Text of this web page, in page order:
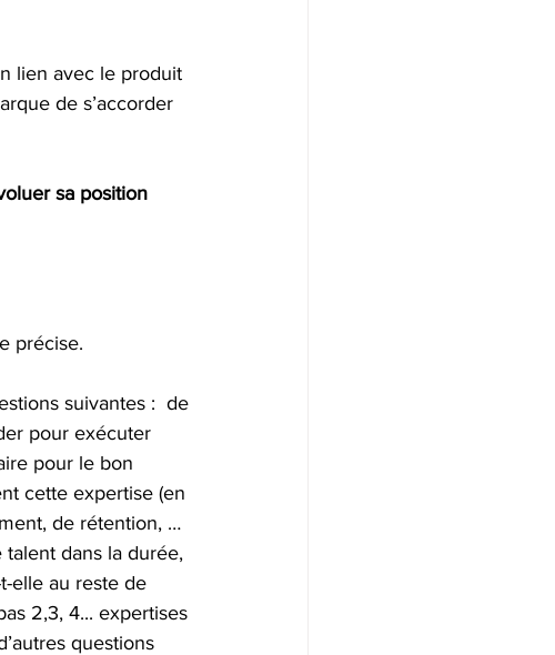
lien avec le produit
de s’accorder
sa position
précise.
suivantes :  de
pour exécuter
pour le bon
cette expertise (en
de rétention, …
dans la durée,
elle au reste de
2,3, 4... expertises
questions